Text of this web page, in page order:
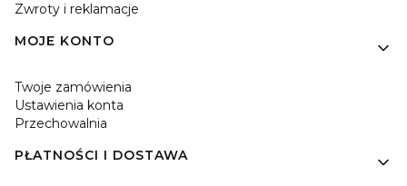
Zwroty i reklamacje
MOJE KONTO
Twoje zamówienia
Ustawienia konta
Przechowalnia
PŁATNOŚCI I DOSTAWA